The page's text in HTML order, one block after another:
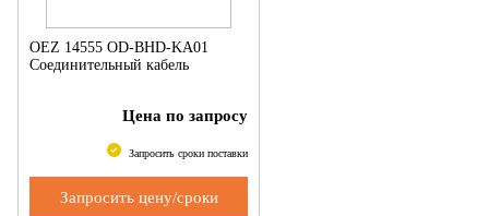
OEZ 14555 OD-BHD-KA01
Соединительный кабель
Цена по запросу
Запросить сроки поставки
Запросить цену/сроки